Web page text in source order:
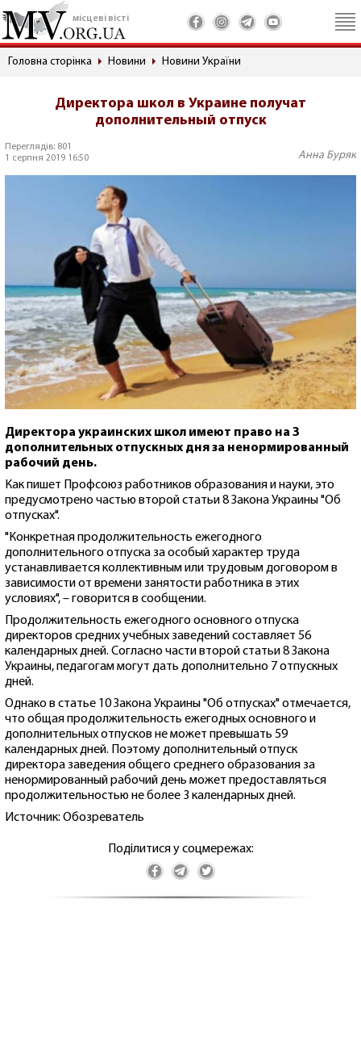
місцеві вісті
Головна сторінка Новини Новини України
Директора школ в Украине получат
дополнительный отпуск
Переглядів: 801
1 серпня 2019 16:50
Анна Буряк
Директора украинских школ имеют право на 3
дополнительных отпускных дня за ненормированный
рабочий день.
Как пишет Профсоюз работников образования и науки, это
предусмотрено частью второй статьи 8 Закона Украины "Об
отпусках".
"Конкретная продолжительность ежегодного
дополнительного отпуска за особый характер труда
устанавливается коллективным или трудовым договором в
зависимости от времени занятости работника в этих
условиях", – говорится в сообщении.
Продолжительность ежегодного основного отпуска
директоров средних учебных заведений составляет 56
календарных дней. Согласно части второй статьи 8 Закона
Украины, педагогам могут дать дополнительно 7 отпускных
дней.
Однако в статье 10 Закона Украины "Об отпусках" отмечается,
что общая продолжительность ежегодных основного и
дополнительных отпусков не может превышать 59
календарных дней. Поэтому дополнительный отпуск
директора заведения общего среднего образования за
ненормированный рабочий день может предоставляться
продолжительностью не более 3 календарных дней.
Источник: Обозреватель
Поділитися у соцмережах: